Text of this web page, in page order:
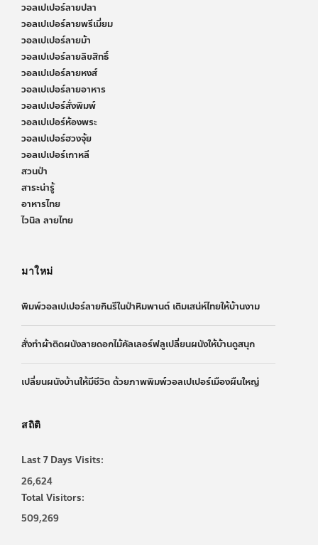
วอลเปเปอร์ลายปลา
วอลเปเปอร์ลายพรีเมี่ยม
วอลเปเปอร์ลายม้า
วอลเปเปอร์ลายลิขสิทธิ์
วอลเปเปอร์ลายหงส์
วอลเปเปอร์ลายอาหาร
วอลเปเปอร์สั่งพิมพ์
วอลเปเปอร์ห้องพระ
วอลเปเปอร์ฮวงจุ้ย
วอลเปเปอร์เกาหลี
สวนป่า
สาระน่ารู้
อาหารไทย
ไวนิล ลายไทย
มาใหม่
พิมพ์วอลเปเปอร์ลายกินรีในป่าหิมพานต์ เติมเสน่ห์ไทยให้บ้านงาม
สั่งทำผ้าติดผนังลายดอกไม้คัลเลอร์ฟลูเปลี่ยนผนังให้บ้านดูสนุก
เปลี่ยนผนังบ้านให้มีชีวิต ด้วยภาพพิมพ์วอลเปเปอร์เมืองผืนใหญ่
สถิติ
Last 7 Days Visits:
26,624
Total Visitors:
509,269